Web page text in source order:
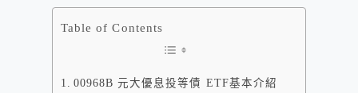
Table of Contents
00968B 元大優息投等債 ETF基本介紹